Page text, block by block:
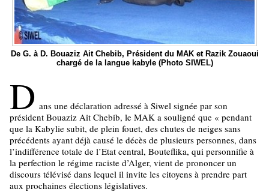
De G. à D. Bouaziz Ait Chebib, Président du MAK et Razik Zouaoui
chargé de la langue kabyle (Photo SIWEL)
D ans une déclaration adressé à Siwel signée par son
président Bouaziz Ait Chebib, le MAK a souligné que « pendant
que la Kabylie subit, de plein fouet, des chutes de neiges sans
précédents ayant déjà causé le décès de plusieurs personnes, dans
l’indifférence totale de l’Etat central, Bouteflika, qui personnifie à
la perfection le régime raciste d’Alger, vient de prononcer un
discours télévisé dans lequel il invite les citoyens à prendre part
aux prochaines élections législatives.